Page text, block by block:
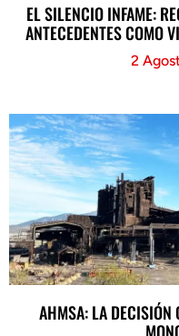
EL SILENCIO INFAME:
ANTECEDENTES COMO
2
AHMSA: LA DECISIÓN